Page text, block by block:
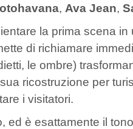
, Ava Jean,
la prima scena
di richiamare
le ombre)
ricostruzione per
i visitatori.
ed è esattamente il